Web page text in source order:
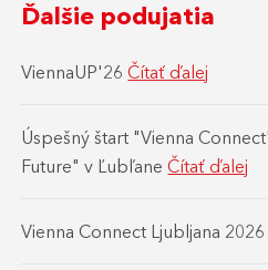
Ďalšie podujatia
ViennaUP'26Čítať ďalej
Úspešný štart "Vienna
Future" v ĽubľaneČítať ďalej
Vienna Connect Ljubljana